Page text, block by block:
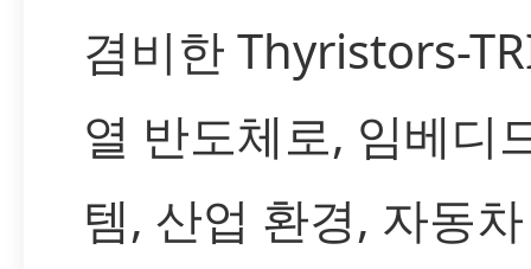
겸비한 Thyristors-
열 반도체로, 임베디
템, 산업 환경, 자동